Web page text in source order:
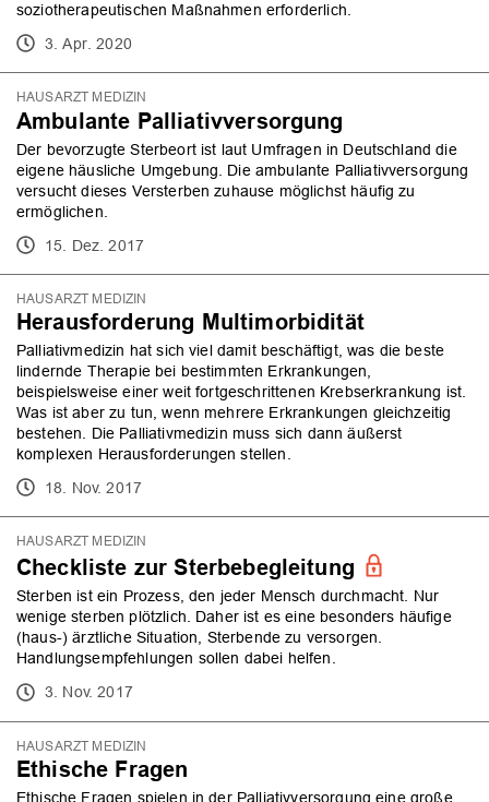
soziotherapeutischen Maßnahmen erforderlich.
3. Apr. 2020
HAUSARZT MEDIZIN
Ambulante Palliativversorgung
Der bevorzugte Sterbeort ist laut Umfragen in Deutschland die
eigene häusliche Umgebung. Die ambulante Palliativversorgung
versucht dieses Versterben zuhause möglichst häufig zu
ermöglichen.
15. Dez. 2017
HAUSARZT MEDIZIN
Herausforderung Multimorbidität
Palliativmedizin hat sich viel damit beschäftigt, was die beste
lindernde Therapie bei bestimmten Erkrankungen,
beispielsweise einer weit fortgeschrittenen Krebserkrankung ist.
Was ist aber zu tun, wenn mehrere Erkrankungen gleichzeitig
bestehen. Die Palliativmedizin muss sich dann äußerst
komplexen Herausforderungen stellen.
18. Nov. 2017
HAUSARZT MEDIZIN
Checkliste zur Sterbebegleitung
Sterben ist ein Prozess, den jeder Mensch durchmacht. Nur
wenige sterben plötzlich. Daher ist es eine besonders häufige
(haus-) ärztliche Situation, Sterbende zu versorgen.
Handlungsempfehlungen sollen dabei helfen.
3. Nov. 2017
HAUSARZT MEDIZIN
Ethische Fragen
Ethische Fragen spielen in der Palliativversorgung eine große